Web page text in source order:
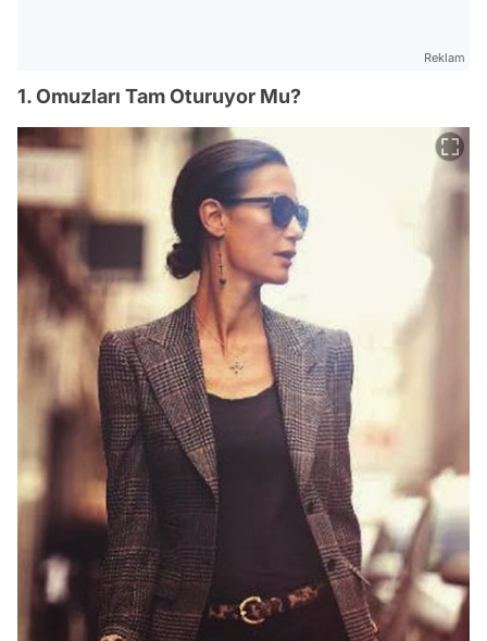
Reklam
1. Omuzları Tam Oturuyor Mu?